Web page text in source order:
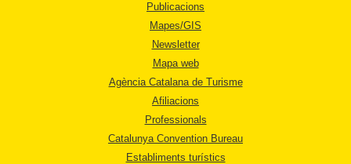
Publicacions
Mapes/GIS
Newsletter
Mapa web
Agència Catalana de Turisme
Afiliacions
Professionals
Catalunya Convention Bureau
Establiments turístics